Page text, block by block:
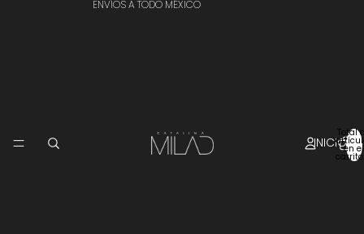
ENVÍOS A TODO MÉXICO
INICIO
Total
en el